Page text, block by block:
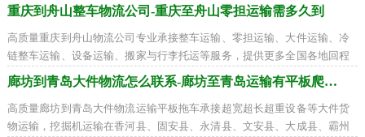
重庆到舟山整车物流公司-重庆至舟山零担运输需多久到
高质量重庆到舟山物流公司专业承接整车运输、零担运输、大件运输、冷
链整车运输、设备运输、搬家与行李托运等服务，提供更多全国各地回程
货车装货周边联系，全国联营打造一流
廊坊到青岛大件物流怎么联系-廊坊至青岛运输有平板爬梯车
高质量廊坊到青岛大件物流运输平板拖车承接超宽超长超重设备等大件货
物运输，挖掘机运输在香河县、固安县、永清县、文安县、大成县、霸州